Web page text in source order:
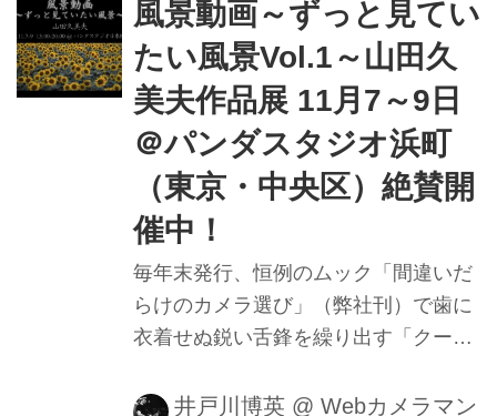
午後1時より開催する。 変わり種シネ
マレンズ＆最新フィルター体験会の概
要 シネマレンズは高価で大きいMFレ
ンズ…という先入観があるかも知れな
い。SAMYANGのV-AFレンズ群は、写
真撮影にも対応、ドローン搭載も考え
て小型・軽量化した、最新のオートフ
ォーカスシネマレンズだ。 この
SAMYANG V-AF...
風景動画～ずっと見てい
たい風景Vol.1～山田久
美夫作品展 11月7～9日
＠パンダスタジオ浜町
（東京・中央区）絶賛開
催中！
毎年末発行、恒例のムック「間違いだ
らけのカメラ選び」（弊社刊）で歯に
衣着せぬ鋭い舌鋒を繰り出す「クーミ
在、パンダスタジオ浜町にて開催中で
井戸川博英 @ Webカメラマン